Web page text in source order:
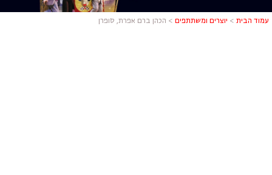
הכהן ברם עמוד הבית > יוצרים ומשתתפים > הכהן ברם אפרת, סופרן